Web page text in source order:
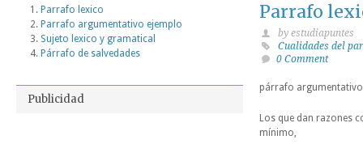
Parrafo
by estudiapuntes
Cualidades del
0 Comment
párrafo
Los que dan razones
mínimo,
Parrafo lexico
Parrafo argumentativo ejemplo
Sujeto lexico y gramatical
Párrafo de salvedades
Publicidad